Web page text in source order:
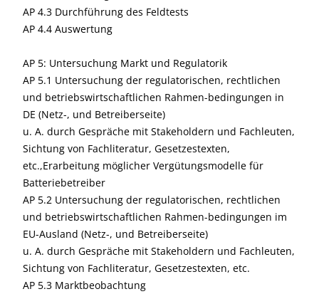
AP 4.3 Durchführung des Feldtests
AP 4.4 Auswertung
AP 5: Untersuchung Markt und Regulatorik
AP 5.1 Untersuchung der regulatorischen, rechtlichen
und betriebswirtschaftlichen Rahmen-bedingungen in
DE (Netz-, und Betreiberseite)
u. A. durch Gespräche mit Stakeholdern und Fachleuten,
Sichtung von Fachliteratur, Gesetzestexten,
etc.,Erarbeitung möglicher Vergütungsmodelle für
Batteriebetreiber
AP 5.2 Untersuchung der regulatorischen, rechtlichen
und betriebswirtschaftlichen Rahmen-bedingungen im
EU-Ausland (Netz-, und Betreiberseite)
u. A. durch Gespräche mit Stakeholdern und Fachleuten,
Sichtung von Fachliteratur, Gesetzestexten, etc.
AP 5.3 Marktbeobachtung